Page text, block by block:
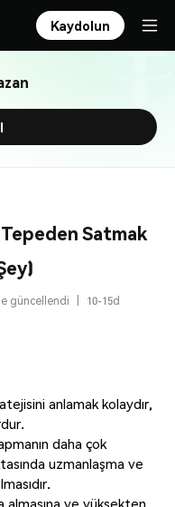
Kaydolun
Satmak
güncellendi
10-15d
anlamak kolaydır,
daha çok
uzmanlaşma ve
almasına ve yüksekten